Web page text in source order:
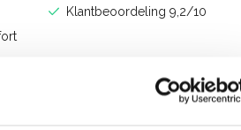
Klantbeoordeling 9,2/10